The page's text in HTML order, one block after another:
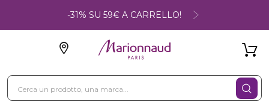
-31% SU 59€ A CARRELLO!